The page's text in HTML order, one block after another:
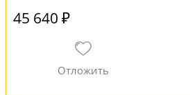
45 640 ₽